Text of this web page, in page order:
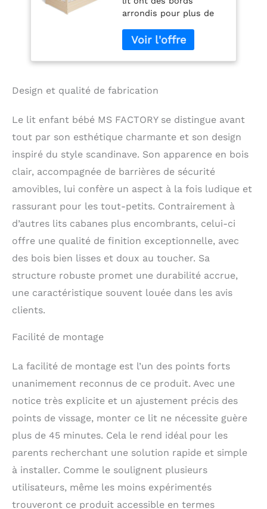
Massif Cabane avec
Protection Anti-
retombée, Barrière
Sécurité - Style
Scandinave
Montessori - Bois
arrondis pour plus de
utilisation plus sûre.
Les barreaux autour du
lit protègent contre les
sommeil. Conception
conçue dans l'esprit de
la méthode Montessori
afin d'encourager le
libre développement
fille. La forme de la
maison encourage le
jeu, crée une
atmosphère conviviale
et développe
l'imagination. De plus, il
chambre de l'enfant!
Personnalisation - Les
barreaux latéraux
entrée plus facile pour
grandit. Cela permet
également un accès
plus facile pour vous si
asseoir à côté de votre
enfant. Montage facile -
des instructions claires
sont incluses. Vous
n'aurez aucun problème
pour assembler notre
Design et qualité de fabrication
Le lit enfant bébé MS FACTORY se distingue avant
tout par son esthétique charmante et son design
inspiré du style scandinave. Son apparence en bois
clair, accompagnée de barrières de sécurité
amovibles, lui confère un aspect à la fois ludique et
rassurant pour les tout-petits. Contrairement à
d’autres lits cabanes plus encombrants, celui-ci
offre une qualité de finition exceptionnelle, avec
des bois bien lisses et doux au toucher. Sa
structure robuste promet une durabilité accrue,
une caractéristique souvent louée dans les avis
clients.
Facilité de montage
La facilité de montage est l’un des points forts
unanimement reconnus de ce produit. Avec une
notice très explicite et un ajustement précis des
points de vissage, monter ce lit ne nécessite guère
plus de 45 minutes. Cela le rend idéal pour les
parents recherchant une solution rapide et simple
à installer. Comme le soulignent plusieurs
utilisateurs, même les moins expérimentés
trouveront ce produit accessible en termes